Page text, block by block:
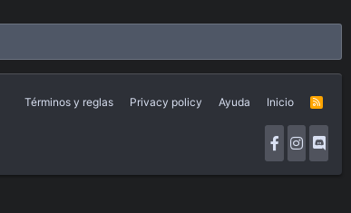
Términos y reglas Privacy policy Ayuda Inicio
R
S